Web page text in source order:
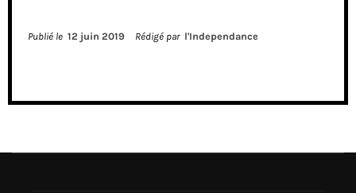
Publié le 12 juin 2019 Rédigé par l'Independance